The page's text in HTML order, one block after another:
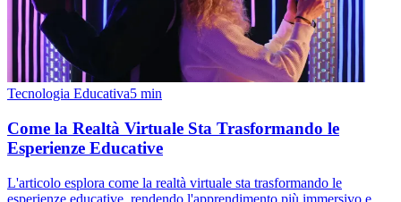
Tecnologia Educativa5 min
Come la Realtà Virtuale Sta Trasformando le
Esperienze Educative
L'articolo esplora come la realtà virtuale sta trasformando le
esperienze educative, rendendo l'apprendimento più immersivo e